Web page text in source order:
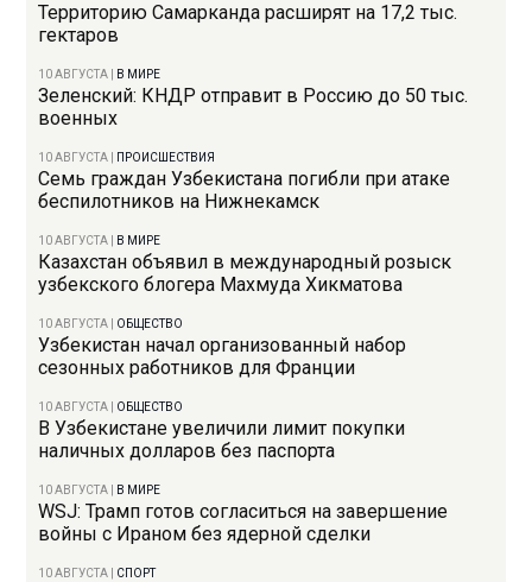
Территорию Самарканда расширят на 17,2 тыс.
гектаров
10 АВГУСТА В МИРЕ
Зеленский: КНДР отправит в Россию до 50 тыс.
военных
10 АВГУСТА ПРОИСШЕСТВИЯ
Семь граждан Узбекистана погибли при атаке
беспилотников на Нижнекамск
10 АВГУСТА В МИРЕ
Казахстан объявил в международный розыск
узбекского блогера Махмуда Хикматова
10 АВГУСТА ОБЩЕСТВО
Узбекистан начал организованный набор
сезонных работников для Франции
10 АВГУСТА ОБЩЕСТВО
В Узбекистане увеличили лимит покупки
наличных долларов без паспорта
10 АВГУСТА В МИРЕ
WSJ: Трамп готов согласиться на завершение
войны с Ираном без ядерной сделки
10 АВГУСТА СПОРТ